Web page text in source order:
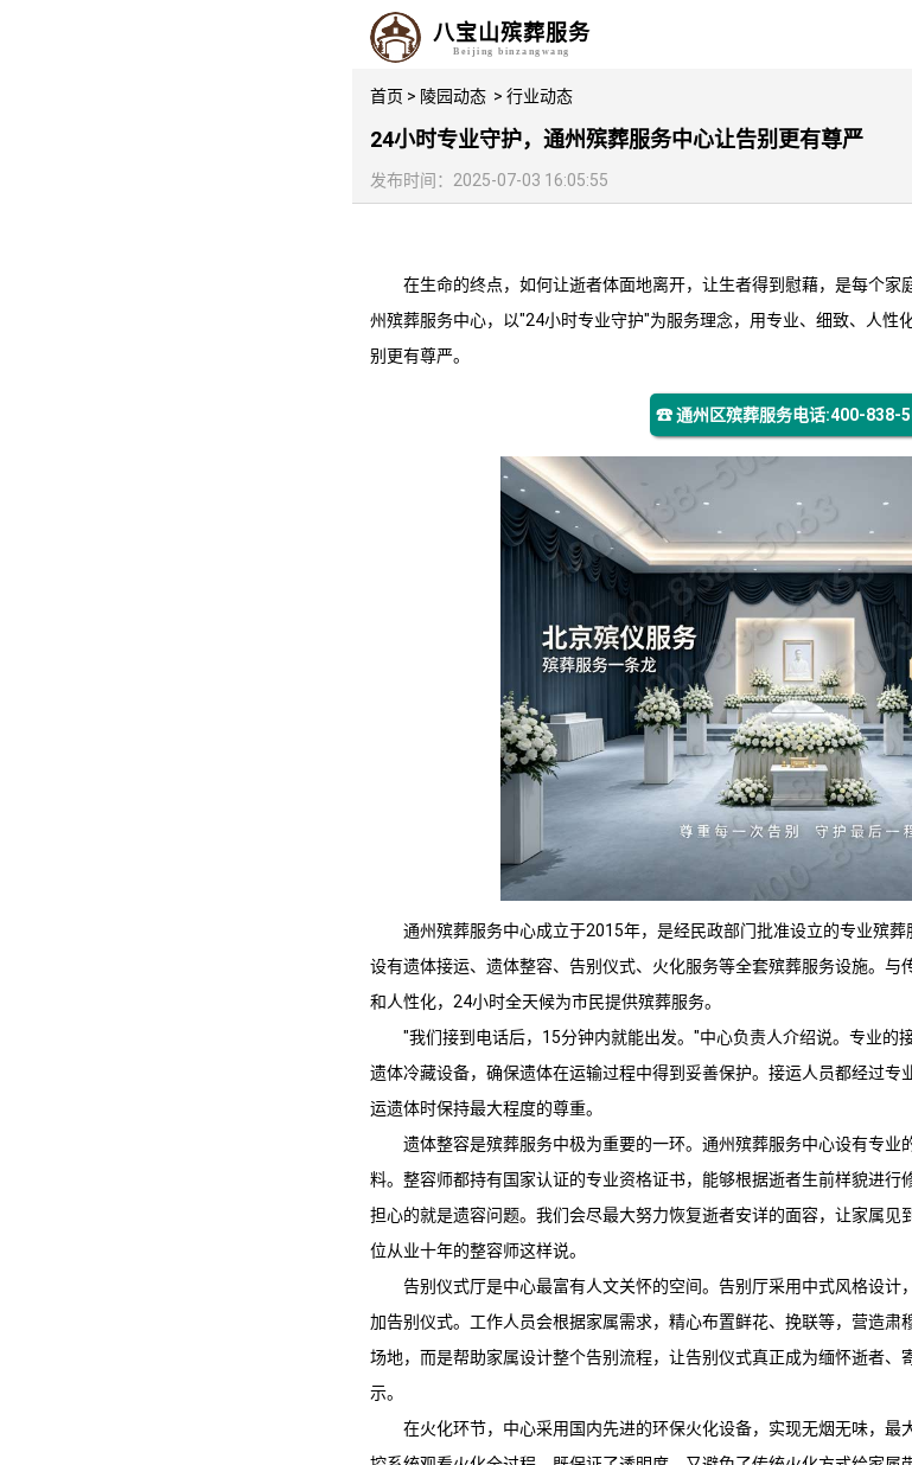
八宝山殡葬服务
Beijing binzangwang
首页 > 陵园动态 > 行业动态
24小时专业守护，通州殡葬服务中心让告别更有尊严
发布时间：2025-07-03 16:05:55
在生命的终点，如何让逝者体面地离开，让生者得到慰藉，是每个家
州殡葬服务中心，以"24小时专业守护"为服务理念，用专业、细致、人性
别更有尊严。
☎ 通州区殡葬服务电话:400-838-
通州殡葬服务中心成立于2015年，是经民政部门批准设立的专业殡葬
设有遗体接运、遗体整容、告别仪式、火化服务等全套殡葬服务设施。与
和人性化，24小时全天候为市民提供殡葬服务。
"我们接到电话后，15分钟内就能出发。"中心负责人介绍说。专业的
遗体冷藏设备，确保遗体在运输过程中得到妥善保护。接运人员都经过专
运遗体时保持最大程度的尊重。
遗体整容是殡葬服务中极为重要的一环。 通州殡葬服务中心设有专业
料。整容师都持有国家认证的专业资格证书，能够根据逝者生前样貌进行
担心的就是遗容问题。我们会尽最大努力恢复逝者安详的面容，让家属见
位从业十年的整容师这样说。
告别仪式厅是中心最富有人文关怀的空间。告别厅采用中式风格设
加告别仪式。工作人员会根据家属需求，精心布置鲜花、挽联等，营造肃
场地，而是帮助家属设计整个告别流程，让告别仪式真正成为缅怀逝者、
示。
在火化环节，中心采用国内先进的环保火化设备，实现无烟无味，最